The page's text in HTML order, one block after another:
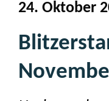
24. Oktober